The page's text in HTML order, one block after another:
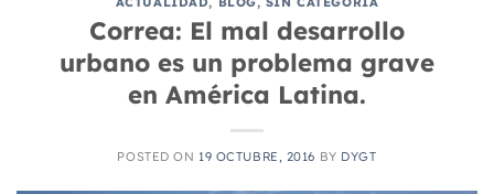
Correa: El mal desarrollo
urbano es un problema grave
en América Latina.
POSTED ON 19 OCTUBRE, 2016 BY DYGT